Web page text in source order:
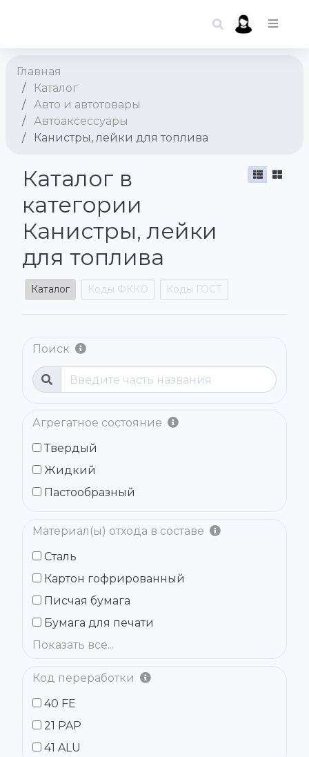
Главная
Каталог
Авто и автотовары
Автоаксессуары
Канистры, лейки для топлива
Каталог в
категории
Канистры, лейки
для топлива
Каталог Коды ФККО Коды ГОСТ
Поиск
Агрегатное состояние
Твердый
Жидкий
Пастообразный
Материал(ы) отхода в составе
Сталь
Картон гофрированный
Писчая бумага
Бумага для печати
Показать все...
Код переработки
40 FE
21 PAP
41 ALU